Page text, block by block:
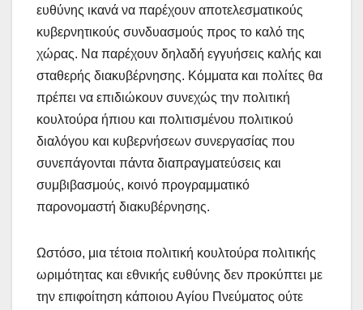
ευθύνης ικανά να παρέχουν αποτελεσματικούς
κυβερνητικούς συνδυασμούς προς το καλό της
χώρας. Να παρέχουν δηλαδή εγγυήσεις καλής και
σταθερής διακυβέρνησης. Κόμματα και πολίτες θα
πρέπει να επιδιώκουν συνεχώς την πολιτική
κουλτούρα ήπιου και πολιτισμένου πολιτικού
διαλόγου και κυβερνήσεων συνεργασίας που
συνεπάγονται πάντα διαπραγματεύσεις και
συμβιβασμούς, κοινό προγραμματικό
παρονομαστή διακυβέρνησης.
Ωστόσο, μια τέτοια πολιτική κουλτούρα πολιτικής
ωριμότητας και εθνικής ευθύνης δεν προκύπτει με
την επιφοίτηση κάποιου Αγίου Πνεύματος ούτε